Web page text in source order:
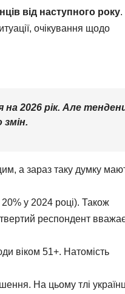
від наступного року
очікування щодо
2026 рік. Але
а зараз таку думку
20% у 2024 році). Також
респондент
віком 51+. Натомість
На цьому тлі